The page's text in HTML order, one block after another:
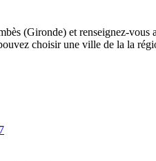
(Gironde) et renseignez-
choisir une ville de la la